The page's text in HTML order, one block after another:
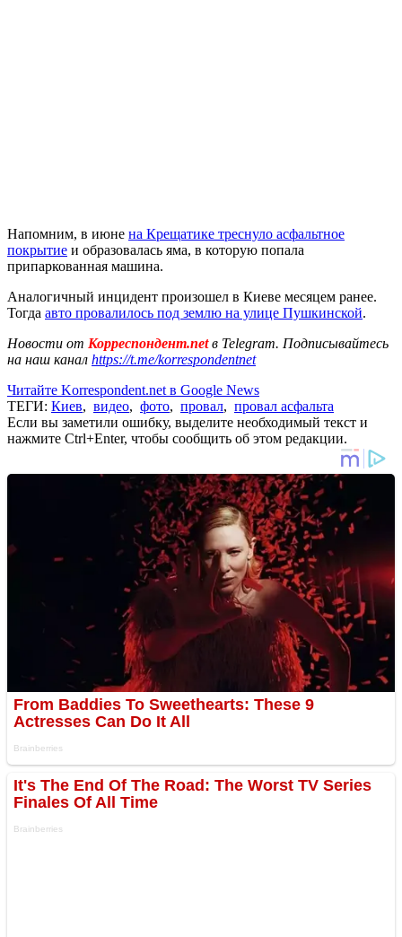
Напомним, в июне на Крещатике треснуло асфальтное
покрытие и образовалась яма, в которую попала
припаркованная машина.
Аналогичный инцидент произошел в Киеве месяцем ранее.
Тогда авто провалилось под землю на улице Пушкинской.
Новости от Корреспондент.netв Telegram. Подписывайтесь
на наш канал https://t.me/korrespondentnet
Читайте Korrespondent.net в Google News
ТЕГИ: Киев, видео, фото, провал, провал асфальта
Если вы заметили ошибку, выделите необходимый текст и
нажмите Ctrl+Enter, чтобы сообщить об этом редакции.